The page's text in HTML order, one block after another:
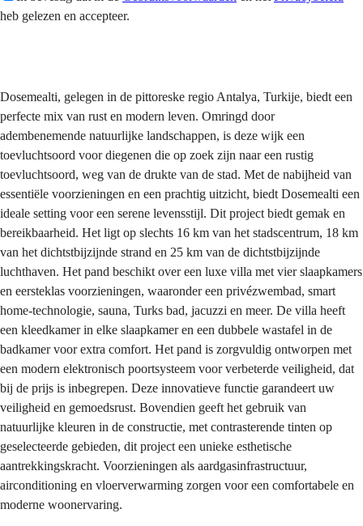
heb gelezen en accepteer.
Dosemealti, gelegen in de pittoreske regio Antalya, Turkije, biedt een
perfecte mix van rust en modern leven. Omringd door
adembenemende natuurlijke landschappen, is deze wijk een
toevluchtsoord voor diegenen die op zoek zijn naar een rustig
toevluchtsoord, weg van de drukte van de stad. Met de nabijheid van
essentiële voorzieningen en een prachtig uitzicht, biedt Dosemealti een
ideale setting voor een serene levensstijl. Dit project biedt gemak en
bereikbaarheid. Het ligt op slechts 16 km van het stadscentrum, 18 km
van het dichtstbijzijnde strand en 25 km van de dichtstbijzijnde
luchthaven. Het pand beschikt over een luxe villa met vier slaapkamers
en eersteklas voorzieningen, waaronder een privézwembad, smart
home-technologie, sauna, Turks bad, jacuzzi en meer. De villa heeft
een kleedkamer in elke slaapkamer en een dubbele wastafel in de
badkamer voor extra comfort. Het pand is zorgvuldig ontworpen met
een modern elektronisch poortsysteem voor verbeterde veiligheid, dat
bij de prijs is inbegrepen. Deze innovatieve functie garandeert uw
veiligheid en gemoedsrust. Bovendien geeft het gebruik van
natuurlijke kleuren in de constructie, met contrasterende tinten op
geselecteerde gebieden, dit project een unieke esthetische
aantrekkingskracht. Voorzieningen als aardgasinfrastructuur,
airconditioning en vloerverwarming zorgen voor een comfortabele en
moderne woonervaring.